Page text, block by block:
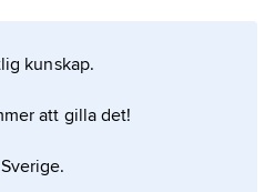
rönt stor
född 1967), Conny
Hellquist (bas;
kunskap.
att gilla det!